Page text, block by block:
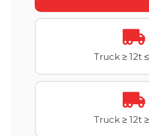
Truck ≥ 12t
Truck ≥ 12t